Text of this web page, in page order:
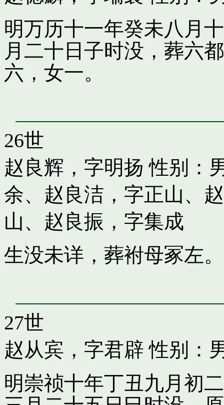
明万历十一年癸未八月
月二十日子时没，葬六
六，女一。
26世
赵良辉，字明扬 性别：
余、 赵良洁，字正山、
山、 赵良振，字集成
生没未详，葬袝母冢左
27世
赵从宾，字君辟 性别：
明崇祯十年丁丑九月初